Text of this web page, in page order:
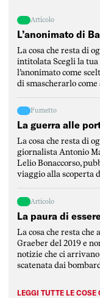
Articolo
L’anonimato di
La cosa che resta di
intitolata Scegli la tua
l’anonimato come
di smascherarlo
puntualizzare
Fumetto
La guerra alle
La cosa che resta di
giornalista Antonio
Lelio Bonaccorso,
viaggio alla scoperta
Sicilia. L’inchiesta è
Articolo
La paura di
La cosa che resta
Graeber del 2019 e
notizie che ci
scatenata dai
LEGGI TUTTE LE COSE